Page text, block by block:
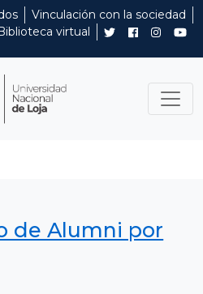
Vinculación con la sociedad
virtual
de Alumni por